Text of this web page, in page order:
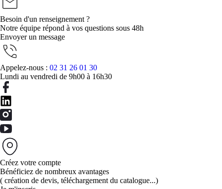
Besoin d'un renseignement ?
Notre équipe répond à vos questions sous 48h
Envoyer un message
Appelez-nous : 02 31 26 01 30
Lundi au vendredi de 9h00 à 16h30
Créez votre compte
Bénéficiez de nombreux avantages
( création de devis, téléchargement du catalogue...)